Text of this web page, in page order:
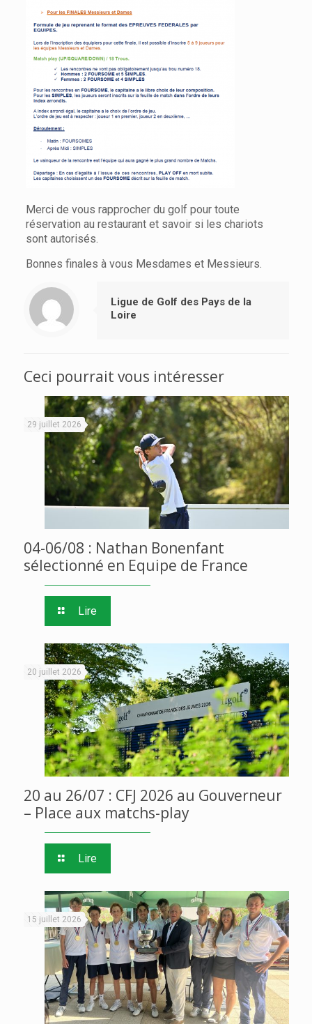
Merci de vous rapprocher du golf pour toute
réservation au restaurant et savoir si les chariots
sont autorisés.
Bonnes finales à vous Mesdames et Messieurs.
Ligue de Golf des Pays de la
Loire
Ceci pourrait vous intéresser
29 juillet 2026
04-06/08 : Nathan Bonenfant
sélectionné en Equipe de France
Lire
20 juillet 2026
20 au 26/07 : CFJ 2026 au Gouverneur
– Place aux matchs-play
Lire
15 juillet 2026